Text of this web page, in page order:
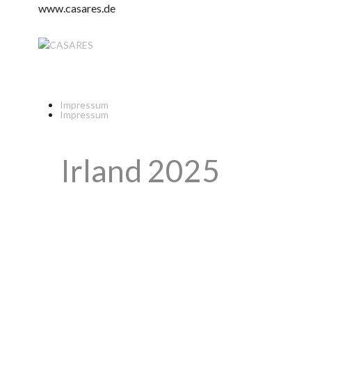
www.casares.de
Impressum
Impressum
Irland 2025